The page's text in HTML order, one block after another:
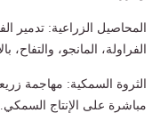
المحاصيل الزراعية: تدمير
الفراولة، المانجو،
الثروة السمكية: مهاجمة
مباشرة على الإنتاج السمكي.